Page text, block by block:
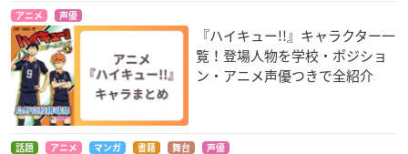
アニメ 声優
『ハイキュー!!』キャラクター一
覧！登場人物を学校・ポジショ
ン・アニメ声優つきで全紹介
話題 アニメ マンガ 書籍 舞台 声優